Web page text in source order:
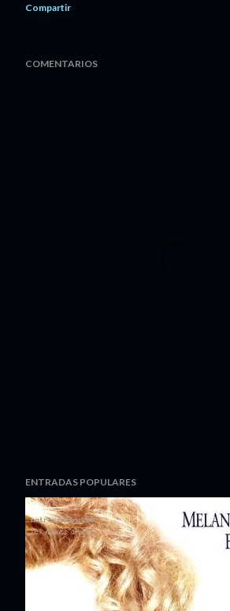
Compartir
COMENTARIOS
ENTRADAS POPULARES